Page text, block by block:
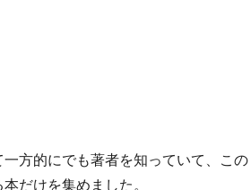
方的にでも著者を知っていて、この
だけを集めました。